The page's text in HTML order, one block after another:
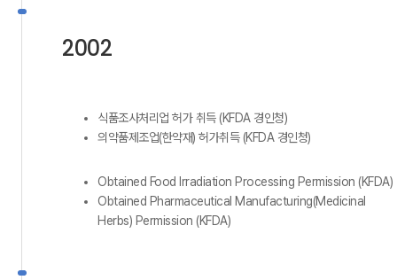
2002
식품조사처리업 허가 취득 (KFDA 경인청)
의약품제조업(한약재) 허가취득 (KFDA 경인청)
Obtained Food Irradiation Processing Permission (KFDA)
Obtained Pharmaceutical Manufacturing(Medicinal
Herbs) Permission (KFDA)